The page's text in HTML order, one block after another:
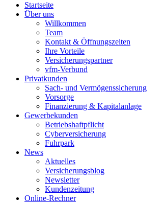
Startseite
Über uns
Willkommen
Team
Kontakt & Öffnungszeiten
Ihre Vorteile
Versicherungspartner
vfm-Verbund
Privatkunden
Sach- und Vermögenssicherung
Vorsorge
Finanzierung & Kapitalanlage
Gewerbekunden
Betriebshaftpflicht
Cyberversicherung
Fuhrpark
News
Aktuelles
Versicherungsblog
Newsletter
Kundenzeitung
Online-Rechner